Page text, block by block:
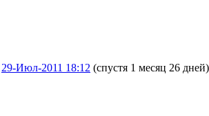
29-Июл-2011 18:12 (спустя 1 месяц 26 дней)